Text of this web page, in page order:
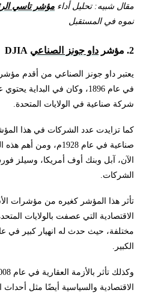
مقال شبيه: تحليل أداء مؤشر تاسي
نموه في المستقبل
2. مؤشر داو جونز الصناعي
يعتبر داو جونز الصناعي من أقدم
شركة صناعية في الولايات المتحدة.
صناعية في عام 1928م،
الآن، آبل وبنك أوف أمريكا، وسيلز
الشركات.
تأثر هذا المؤشر كغيره من مؤشرات
الاقتصادية التي عصفت بالولايات
الكبير.